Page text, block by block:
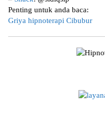
Penting untuk anda baca:
Griya hipnoterapi Cibubur